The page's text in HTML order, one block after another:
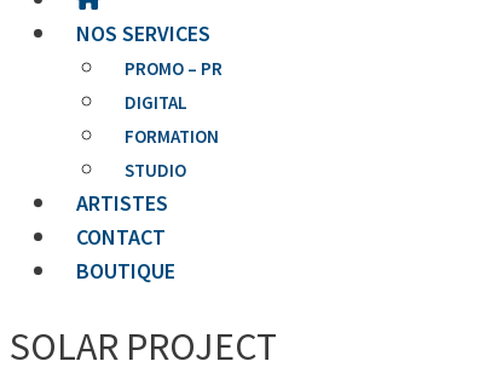
NOS SERVICES
PROMO – PR
DIGITAL
FORMATION
STUDIO
ARTISTES
CONTACT
BOUTIQUE
SOLAR PROJECT